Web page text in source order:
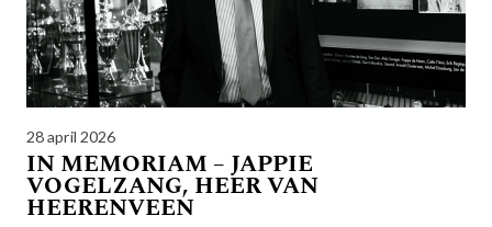
28 april 2026
IN MEMORIAM – JAPPIE
VOGELZANG, HEER VAN
HEERENVEEN